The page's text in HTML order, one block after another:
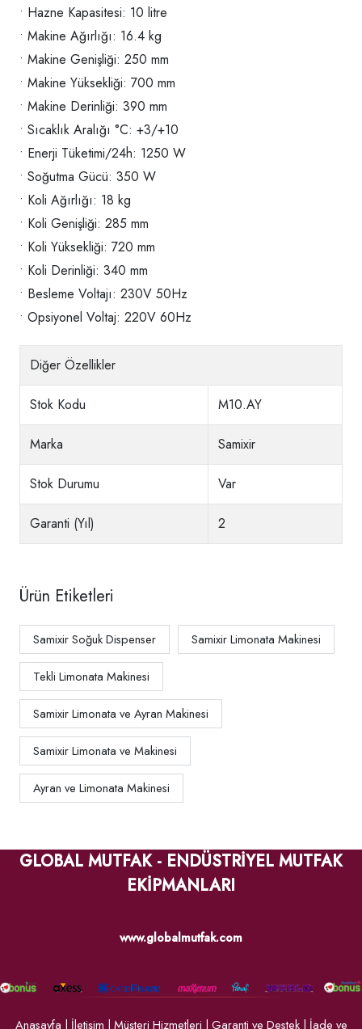
• Hazne Kapasitesi: 10 litre
• Makine Ağırlığı: 16.4 kg
• Makine Genişliği: 250 mm
• Makine Yüksekliği: 700 mm
• Makine Derinliği: 390 mm
• Sıcaklık Aralığı °C: +3/+10
• Enerji Tüketimi/24h: 1250 W
• Soğutma Gücü: 350 W
• Koli Ağırlığı: 18 kg
• Koli Genişliği: 285 mm
• Koli Yüksekliği: 720 mm
• Koli Derinliği: 340 mm
• Besleme Voltajı: 230V 50Hz
• Opsiyonel Voltaj: 220V 60Hz
Diğer Özellikler
Stok Kodu M10.AY
Marka Samixir
Stok Durumu Var
Garanti (Yıl) 2
Ürün Etiketleri
Samixir Soğuk Dispenser Samixir Limonata Makinesi
Tekli Limonata Makinesi
Samixir Limonata ve Ayran Makinesi
Samixir Limonata ve Makinesi
Ayran ve Limonata Makinesi
GLOBAL MUTFAK - ENDÜSTRİYEL MUTFAK
EKİPMANLARI
www.globalmutfak.com
Anasayfa | İletişim | Müşteri Hizmetleri | Garanti ve Destek| İade ve